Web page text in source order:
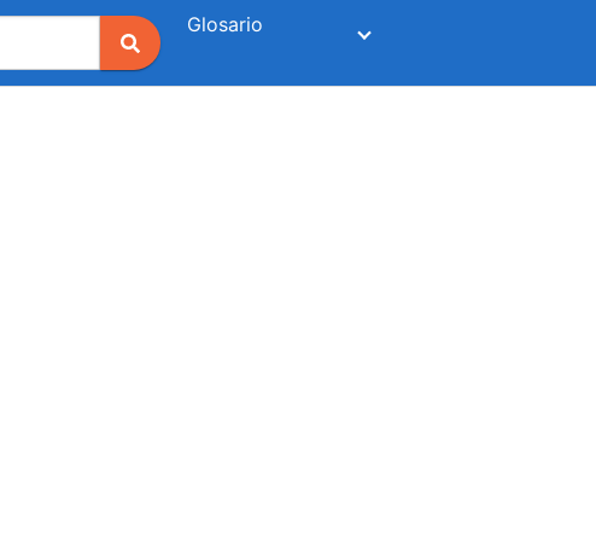
Glosario